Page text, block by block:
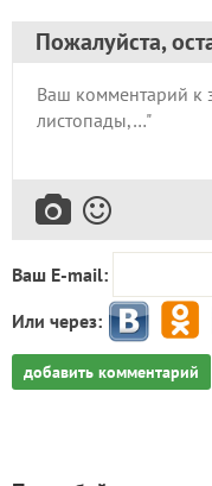
Пожалуйста,
Ваш E-mail:
Или через:
добавить комментарий